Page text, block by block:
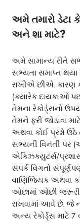
અમે તમારો ડેટા
અને શા માટે?
અમે સામાન્ય રીતે
સભ્યતા સમાપ્ત
રાખીએ છીએ.
(ક્યારેક દાયકાઓ
તેમના રેકોર્ડ્સનો
તેમને ફરી જોડાવા
અથવા કોઈ પ્રશ્નો
સભ્યની વિનંતી પર
એક્ઝિક્યુટર્સ/
સંપર્ક વિગતો
વાણિજ્યિક અથવા
ઓછામાં ઓછી
રાખવામાં આવે છે, જે
અન્ય રેકોર્ડ્સ માટે 7